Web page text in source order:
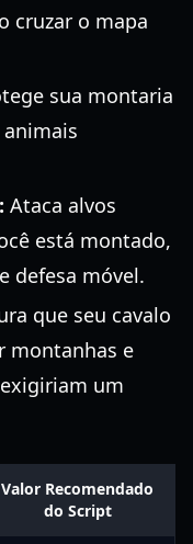
cruzar o mapa
sua montaria
Ataca alvos
está montado,
defesa móvel.
que seu cavalo
montanhas e
um
Valor Recomendado
do Script